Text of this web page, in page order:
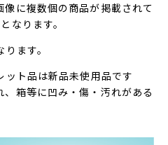
に複数個の商品が掲載されて
なります。
ます。
ト品は新品未使用品です
箱等に凹み・傷・汚れがある